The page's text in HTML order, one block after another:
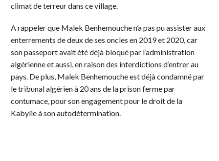
climat de terreur dans ce village.
A rappeler que Malek Benhemouche n’a pas pu assister aux
enterrements de deux de ses oncles en 2019 et 2020, car
son passeport avait été déjà bloqué par l’administration
algérienne et aussi, en raison des interdictions d’entrer au
pays. De plus, Malek Benhemouche est déjà condamné par
le tribunal algérien à 20 ans de la prison ferme par
contumace, pour son engagement pour le droit de la
Kabylie à son autodétermination.